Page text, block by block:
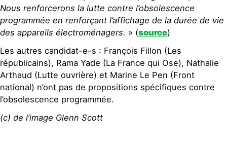
Nous renforcerons la lutte contre l’obsolescence
programmée en renforçant l’affichage de la durée de vie
des appareils électroménagers. » (source)
Les autres candidat-e-s : François Fillon (Les
républicains), Rama Yade (La France qui Ose), Nathalie
Arthaud (Lutte ouvrière) et Marine Le Pen (Front
national) n’ont pas de propositions spécifiques contre
l’obsolescence programmée.
(c) de l’image Glenn Scott